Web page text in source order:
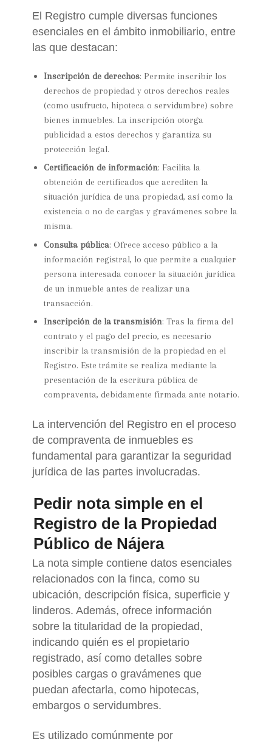
El Registro cumple diversas funciones
esenciales en el ámbito inmobiliario, entre
las que destacan:
Inscripción de derechos: Permite inscribir los
derechos de propiedad y otros derechos reales
(como usufructo, hipoteca o servidumbre) sobre
bienes inmuebles. La inscripción otorga
publicidad a estos derechos y garantiza su
protección legal.
Certificación de información: Facilita la
obtención de certificados que acrediten la
situación jurídica de una propiedad, así como la
existencia o no de cargas y gravámenes sobre la
misma.
Consulta pública: Ofrece acceso público a la
información registral, lo que permite a cualquier
persona interesada conocer la situación jurídica
de un inmueble antes de realizar una
transacción.
Inscripción de la transmisión: Tras la firma del
contrato y el pago del precio, es necesario
inscribir la transmisión de la propiedad en el
Registro. Este trámite se realiza mediante la
presentación de la escritura pública de
compraventa, debidamente firmada ante notario.
La intervención del Registro en el proceso
de compraventa de inmuebles es
fundamental para garantizar la seguridad
jurídica de las partes involucradas.
Pedir nota simple en el
Registro de la Propiedad
Público de Nájera
La nota simple contiene datos esenciales
relacionados con la finca, como su
ubicación, descripción física, superficie y
linderos. Además, ofrece información
sobre la titularidad de la propiedad,
indicando quién es el propietario
registrado, así como detalles sobre
posibles cargas o gravámenes que
puedan afectarla, como hipotecas,
embargos o servidumbres.
Es utilizado comúnmente por